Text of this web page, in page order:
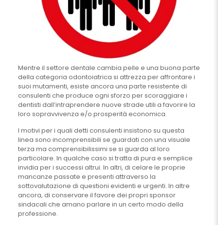
Mentre il settore dentale cambia pelle e una buona parte
della categoria odontoiatrica si attrezza per affrontare i
suoi mutamenti, esiste ancora una parte resistente di
consulenti che produce ogni sforzo per scoraggiare i
dentisti dall’intraprendere nuove strade utili a favorire la
loro sopravvivenza e/o prosperità economica.
I motivi per i quali detti consulenti insistono su questa
linea sono incomprensibili se guardati con una visuale
terza ma comprensibilissimi se si guarda al loro
particolare. In qualche caso si tratta di pura e semplice
invidia per i successi altrui. In altri, di celare le proprie
mancanze passate e presenti attraverso la
sottovalutazione di questioni evidenti e urgenti. In altre
ancora, di conservare il favore dei propri sponsor
sindacali che amano parlare in un certo modo della
professione.